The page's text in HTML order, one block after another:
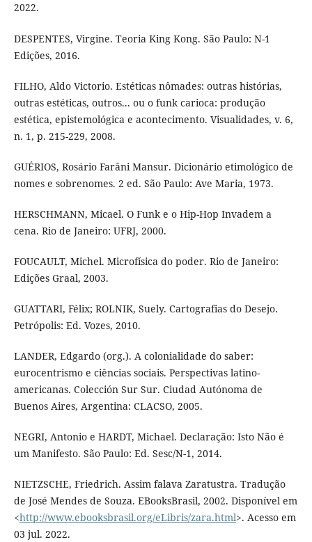
2022.
DESPENTES, Virgine. Teoria King Kong. São Paulo: N-1
Edições, 2016.
FILHO, Aldo Victorio. Estéticas nômades: outras histórias,
outras estéticas, outros... ou o funk carioca: produção
estética, epistemológica e acontecimento. Visualidades, v. 6,
n. 1, p. 215-229, 2008.
GUÉRIOS, Rosário Farâni Mansur. Dicionário etimológico de
nomes e sobrenomes. 2 ed. São Paulo: Ave Maria, 1973.
HERSCHMANN, Micael. O Funk e o Hip-Hop Invadem a
cena. Rio de Janeiro: UFRJ, 2000.
FOUCAULT, Michel. Microfísica do poder. Rio de Janeiro:
Edições Graal, 2003.
GUATTARI, Félix; ROLNIK, Suely. Cartografias do Desejo.
Petrópolis: Ed. Vozes, 2010.
LANDER, Edgardo (org.). A colonialidade do saber:
eurocentrismo e ciências sociais. Perspectivas latino-
americanas. Colección Sur Sur. Ciudad Autónoma de
Buenos Aires, Argentina: CLACSO, 2005.
NEGRI, Antonio e HARDT, Michael. Declaração: Isto Não é
um Manifesto. São Paulo: Ed. Sesc/N-1, 2014.
NIETZSCHE, Friedrich. Assim falava Zaratustra. Tradução
de José Mendes de Souza. EBooksBrasil, 2002. Disponível em
<http://www.ebooksbrasil.org/eLibris/zara.html>. Acesso em
03 jul. 2022.